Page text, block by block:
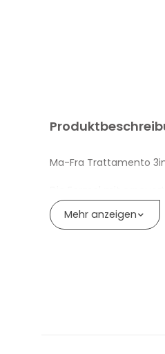
Ma-Fra Trattamento
Verteilung und
Auf Hochglanzflächen
Mehr anzeigen